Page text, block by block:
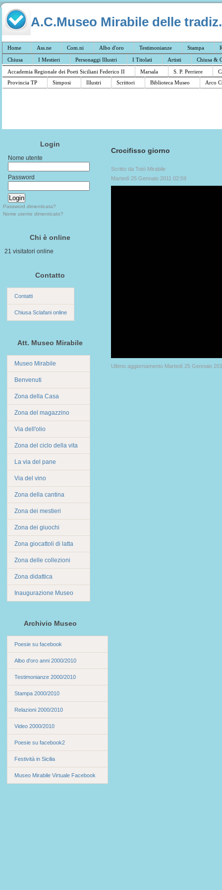
A.C.Museo Mirabile delle
Home Ass.ne Com.ni Albo d'oro Testimonianze Stampa
Chiusa
I Mestieri Personaggi Illustri I Titolati Artisti
Chiusa &
Accademia Regionale dei Poeti Siciliani Federico II
Marsala S. P. Perriere
Provincia TP
Simposi Illustri Scrittori Biblioteca Museo Arco
Login
Nome utente
Password
Password dimenticata?
Nome utente dimenticato?
Chi è online
21 visitatori online
Contatto
Contatti
Chiusa Sclafani online
Att. Museo Mirabile
Museo Mirabile
Benvenuti
Zona della Casa
Zona del magazzino
Via dell'olio
Zona del ciclo della vita
La via del pane
Via del vino
Zona della cantina
Zona dei mestieri
Zona dei giuochi
Zona giocattoli di latta
Zona delle collezioni
Zona didattica
Inaugurazione Museo
Archivio Museo
Poesie su facebook
Albo d'oro anni 2000/2010
Testimonianze 2000/2010
Stampa 2000/2010
Relazioni 2000/2010
Video 2000/2010
Poesie su facebook2
Festività in Sicilia
Museo Mirabile Virtuale Facebook
Crocifisso giorno
Scritto da Totò Mirabile
Martedì 25 Gennaio 2011 02:59
Ultimo aggiornamento Martedì 25 Gennaio